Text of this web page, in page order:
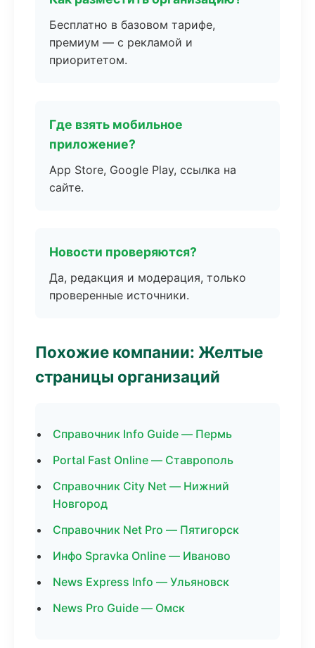
Бесплатно в базовом тарифе,
премиум — с рекламой и
приоритетом.
Где взять мобильное
приложение?
App Store, Google Play, ссылка на
сайте.
Новости проверяются?
Да, редакция и модерация, только
проверенные источники.
Похожие компании: Желтые
страницы организаций
Справочник Info Guide — Пермь
Portal Fast Online — Ставрополь
Справочник City Net — Нижний
Новгород
Справочник Net Pro — Пятигорск
Инфо Spravka Online — Иваново
News Express Info — Ульяновск
News Pro Guide — Омск